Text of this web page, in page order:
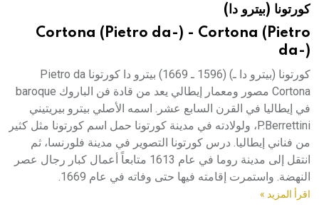
هيئة الموسوعة العربية تطلق موسوعات جديدة في عام 2026كورتونا (بيترو دا)
Cortona (Pietro da-) - Cortona (Pietro
da-)
كورتونا (بيترو دا ـ) (1596 ـ 1669) بيترو دا كورتونا Pietro da
Cortona مصور ومعمار إيطالي يعد من قادة فن الباروك baroque
في إيطاليا في القرن السابع عشر. اسمه الأصلي بيترو بيريتيني
P.Berrettini، ولولادته في مدينة كورتونا حمل اسم كورتونا مثل كثير
من فناني إيطاليا. درس كورتونا التصوير في مدينة فلورنسا، ثم
انتقل إلى مدينة روما في عام 1613 متابعاً أعمال كبار رجال عصر
النهضة. واستمرت إقامته فيها حتى وفاته في عام 1669.
اقرأ المزيد »